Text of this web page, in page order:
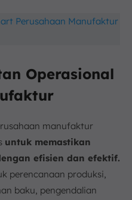
Perusahaan Manufaktur
Operasional
manufaktur
untuk memastikan
efisien dan efektif.
perencanaan produksi,
baku, pengendalian